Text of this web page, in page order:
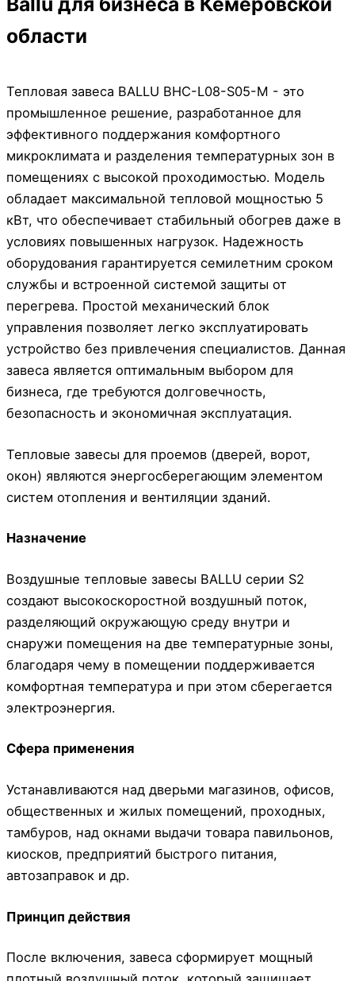
области
Тепловая завеса BALLU BHC-L08-S05-M - это
промышленное решение, разработанное для
эффективного поддержания комфортного
микроклимата и разделения температурных зон в
помещениях с высокой проходимостью. Модель
обладает максимальной тепловой мощностью 5
кВт, что обеспечивает стабильный обогрев даже в
условиях повышенных нагрузок. Надежность
оборудования гарантируется семилетним сроком
службы и встроенной системой защиты от
перегрева. Простой механический блок
управления позволяет легко эксплуатировать
устройство без привлечения специалистов. Данная
завеса является оптимальным выбором для
бизнеса, где требуются долговечность,
безопасность и экономичная эксплуатация.
Тепловые завесы для проемов (дверей, ворот,
окон) являются энергосберегающим элементом
систем отопления и вентиляции зданий.
Назначение
Воздушные тепловые завесы BALLU серии S2
создают высокоскоростной воздушный поток,
разделяющий окружающую среду внутри и
снаружи помещения на две температурные зоны,
благодаря чему в помещении поддерживается
комфортная температура и при этом сберегается
электроэнергия.
Сфера применения
Устанавливаются над дверьми магазинов, офисов,
общественных и жилых помещений, проходных,
тамбуров, над окнами выдачи товара павильонов,
киосков, предприятий быстрого питания,
автозаправок и др.
Принцип действия
После включения, завеса сформирует мощный